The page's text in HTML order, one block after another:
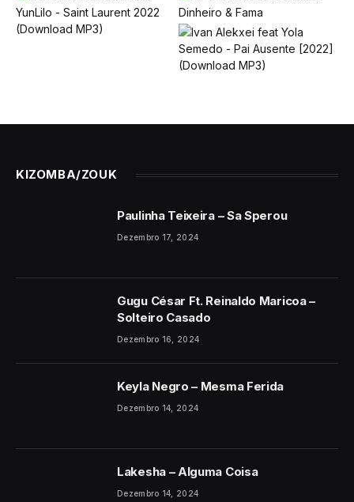
KIZOMBA/ZOUK
Paulinha Teixeira – Sa Sperou
Dezembro 17, 2024
Gugu César Ft. Reinaldo Maricoa –
Solteiro Casado
Dezembro 16, 2024
Keyla Negro – Mesma Ferida
Dezembro 14, 2024
Lakesha – Alguma Coisa
Dezembro 14, 2024